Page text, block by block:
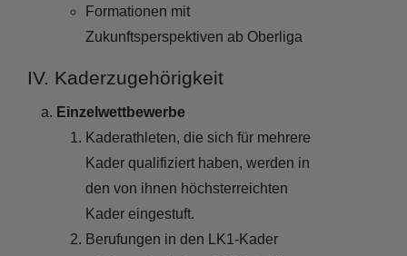
Formationen mit
Zukunftsperspektiven ab Oberliga
IV. Kaderzugehörigkeit
Einzelwettbewerbe
Kaderathleten, die sich für mehrere
Kader qualifiziert haben, werden in
den von ihnen höchsterreichten
Kader eingestuft.
Berufungen in den LK1-Kader